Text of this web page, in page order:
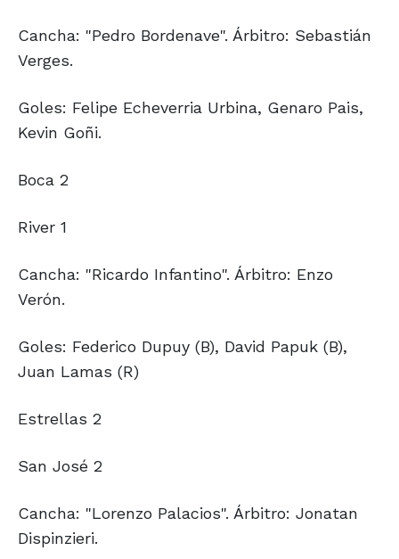
Cancha: "Pedro Bordenave". Árbitro: Sebastián
Verges.
Goles: Felipe Echeverria Urbina, Genaro Pais,
Kevin Goñi.
Boca 2
River 1
Cancha: "Ricardo Infantino". Árbitro: Enzo
Verón.
Goles: Federico Dupuy (B), David Papuk (B),
Juan Lamas (R)
Estrellas 2
San José 2
Cancha: "Lorenzo Palacios". Árbitro: Jonatan
Dispinzieri.